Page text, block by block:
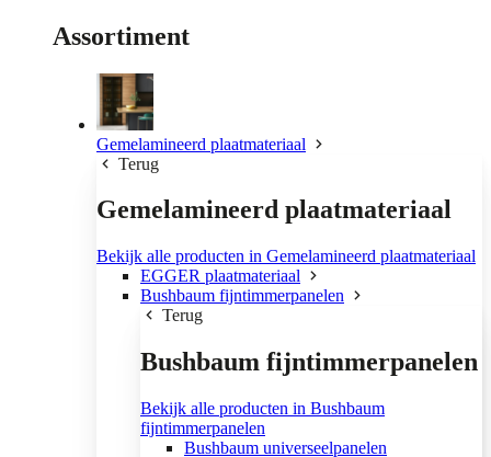
Assortiment
Gemelamineerd plaatmateriaal
Terug
Gemelamineerd plaatmateriaal
Bekijk alle producten in Gemelamineerd plaatmateriaal
EGGER plaatmateriaal
Bushbaum fijntimmerpanelen
Terug
Bushbaum fijntimmerpanelen
Bekijk alle producten in Bushbaum
fijntimmerpanelen
Bushbaum universeelpanelen